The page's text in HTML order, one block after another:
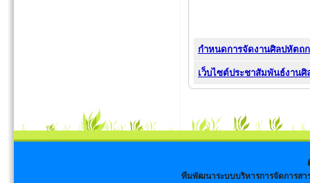
กำหนดการจัดงานศิลปหัตถ
เว็บไซต์ประชาสัมพันธ์งาน
ทีมพัฒนาระบบบริหารการจัดการส